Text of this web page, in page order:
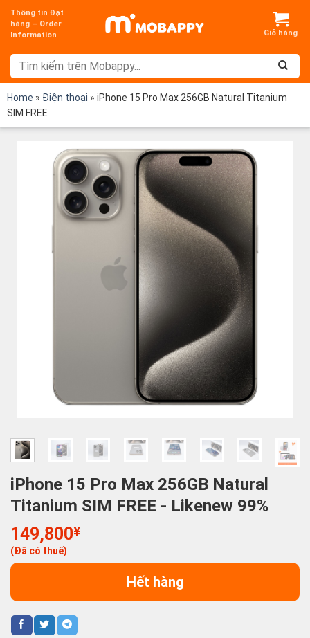
Chuyển
đến
dung
Thông tin Đặt
hàng – Order
Information
Home » Điện thoại » iPhone 15 Pro Max 256GB Natural Titanium
SIM FREE
iPhone 15 Pro Max 256GB Natural
Titanium SIM FREE - Likenew 99%
149,800¥
(Đã có thuế)
Hết hàng